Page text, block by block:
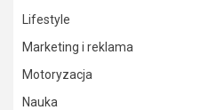
Lifestyle
Marketing i reklama
Motoryzacja
Nauka